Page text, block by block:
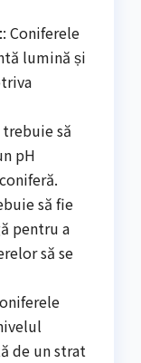
: Coniferele
lumină și
să
pH
să fie
pentru a
să se
de un strat